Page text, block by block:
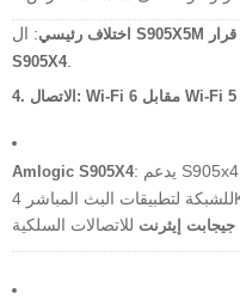
اختلاف رئيسي S905X5M
S905X4.
4. الاتصال: Wi-Fi 6 مقابل Wi-Fi 5
Amlogic S905X4 : يدعم S905x4
للشبكة لتطبيقات البث المباشر 4K والتطبيقات المكثفة في النطاق الترددي.
جيجابت إيثرنت